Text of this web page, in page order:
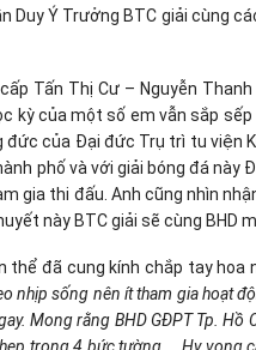
Duy Ý Trưởng BTC giải cùng
cấp Tấn Thị Cư – Nguyễn
kỳ của một số em vẫn sắp
của Đại đức Trụ trì tu viện
phố và với giải bóng đá
gia thi đấu. Anh cũng nhìn
này BTC giải sẽ cùng BHD
thể đã cung kính chắp tay hoa
nhịp sống nên ít tham gia hoạt
Mong rằng BHD GĐPT Tp.